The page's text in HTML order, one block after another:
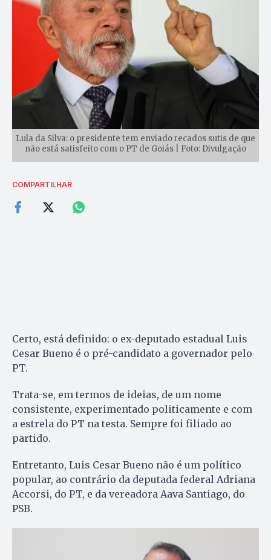
Lula da Silva: o presidente tem enviado recados sutis de que
não está satisfeito com o PT de Goiás | Foto: Divulgação
COMPARTILHAR
Certo, está definido: o ex-deputado estadual Luis
Cesar Bueno é o pré-candidato a governador pelo
PT.
Trata-se, em termos de ideias, de um nome
consistente, experimentado politicamente e com
a estrela do PT na testa. Sempre foi filiado ao
partido.
Entretanto, Luis Cesar Bueno não é um político
popular, ao contrário da deputada federal Adriana
Accorsi, do PT, e da vereadora Aava Santiago, do
PSB.